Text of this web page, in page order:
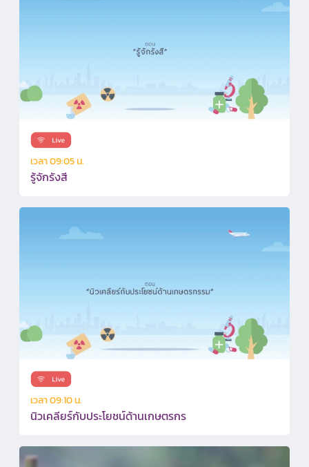
เวลา 09:05 น.
รู้จักรังสี
เวลา 09:10 น.
นิวเคลียร์กับประโยชน์ด้านเกษตรกร